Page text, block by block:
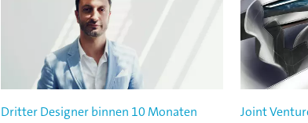
Dritter Designer binnen 10 Monaten Joint